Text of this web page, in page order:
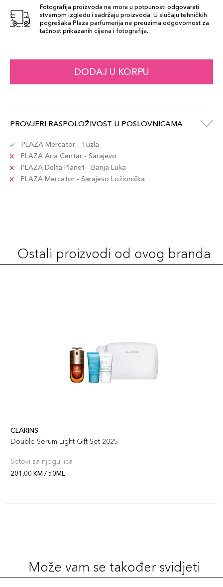
Fotografija proizvoda ne mora u potpunosti odgovarati
stvarnom izgledu i sadržaju proizvoda. U slučaju tehničkih
pogrešaka Plaza parfumerija ne preuzima odgovornost za
tačnost prikazanih cijena i fotografija.
DODAJ U KORPU
PROVJERI RASPOLOŽIVOST U POSLOVNICAMA
PLAZA Mercator - Tuzla
PLAZA Aria Centar - Sarajevo
PLAZA Delta Planet - Banja Luka
PLAZA Mercator - Sarajevo Ložionička
Ostali proizvodi od ovog branda
CLARINS
Double Serum Light Gift Set 2025
Setovi za njegu lica
201,00 KM / 50ML
Može vam se također svidjeti